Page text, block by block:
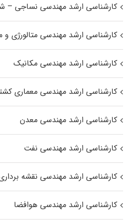
کارشناسی ارشد مهندسی نساجی –
کارشناسی ارشد مهندسی متالورژی و
کارشناسی ارشد مهندسی مکانیک
کارشناسی ارشد مهندسی معماری
کارشناسی ارشد مهندسی معدن
کارشناسی ارشد مهندسی نفت
کارشناسی ارشد مهندسی نقشه
کارشناسی ارشد مهندسی هوافضا